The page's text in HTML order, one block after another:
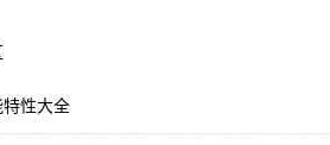
特性大全